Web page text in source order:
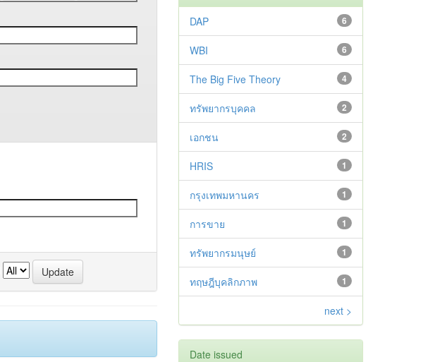
6
DAP
6
WBI
4
The Big Five Theory
2
ทรัพยากรบุคคล
2
เอกชน
1
HRIS
1
กรุงเทพมหานคร
1
การขาย
1
ทรัพยากรมนุษย์
1
ทฤษฎีบุคลิกภาพ
next >
Date issued